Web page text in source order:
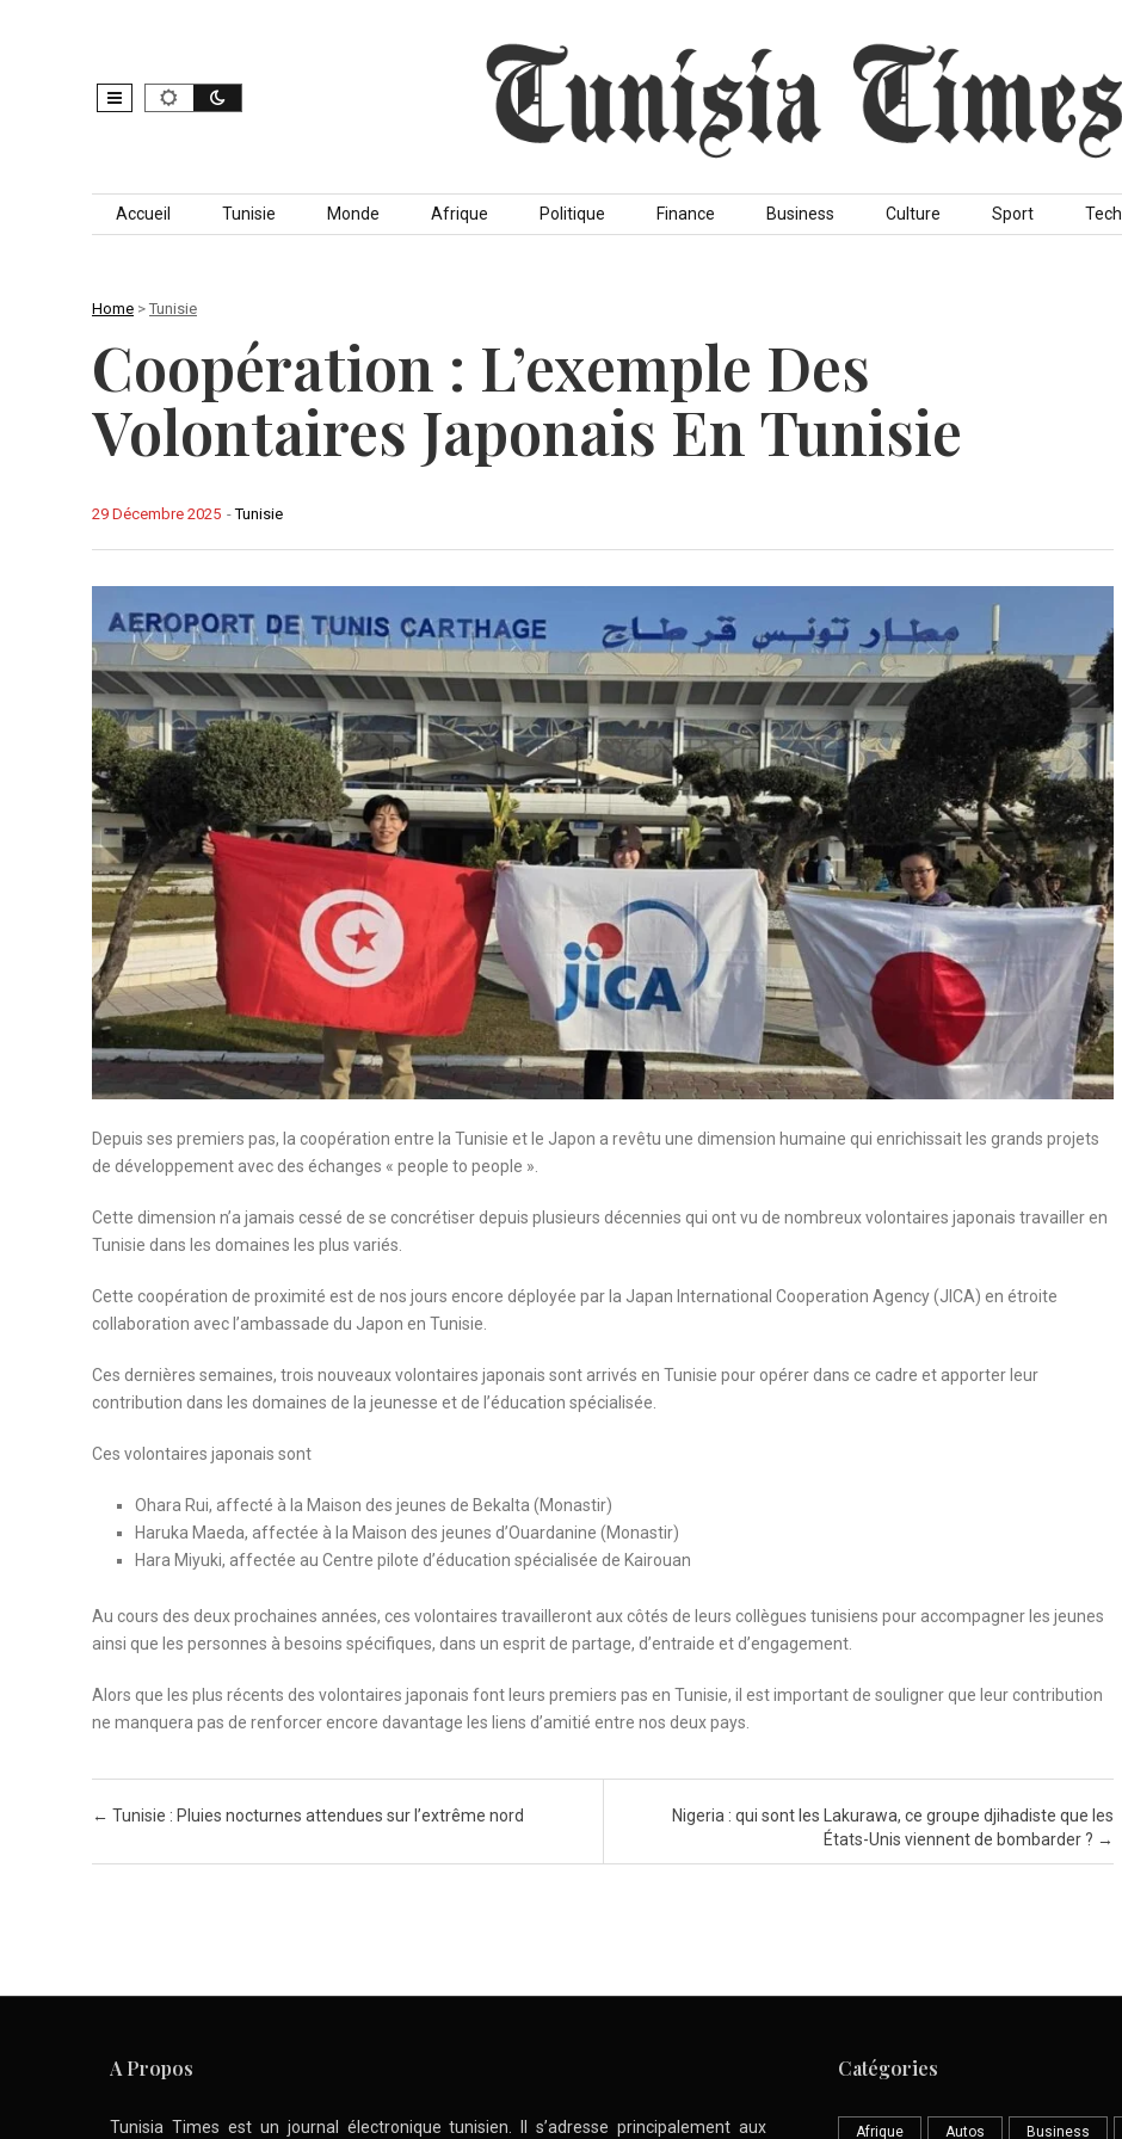
Skip to content
Accueil Tunisie Monde Afrique Politique Finance Business Culture Sport Tech
Home > Tunisie
Coopération : L’exemple Des
Volontaires Japonais En Tunisie
-Tunisie
29 Décembre 2025
Depuis ses premiers pas, la coopération entre la Tunisie et le Japon a revêtu une dimension humaine qui enrichissait les grands projets
de développement avec des échanges « people to people ».
Cette dimension n’a jamais cessé de se concrétiser depuis plusieurs décennies qui ont vu de nombreux volontaires japonais travailler en
Tunisie dans les domaines les plus variés.
Cette coopération de proximité est de nos jours encore déployée par la Japan International Cooperation Agency (JICA) en étroite
collaboration avec l’ambassade du Japon en Tunisie.
Ces dernières semaines, trois nouveaux volontaires japonais sont arrivés en Tunisie pour opérer dans ce cadre et apporter leur
contribution dans les domaines de la jeunesse et de l’éducation spécialisée.
Ces volontaires japonais sont
Ohara Rui, affecté à la Maison des jeunes de Bekalta (Monastir)
Haruka Maeda, affectée à la Maison des jeunes d’Ouardanine (Monastir)
Hara Miyuki, affectée au Centre pilote d’éducation spécialisée de Kairouan
Au cours des deux prochaines années, ces volontaires travailleront aux côtés de leurs collègues tunisiens pour accompagner les jeunes
ainsi que les personnes à besoins spécifiques, dans un esprit de partage, d’entraide et d’engagement.
Alors que les plus récents des volontaires japonais font leurs premiers pas en Tunisie, il est important de souligner que leur contribution
ne manquera pas de renforcer encore davantage les liens d’amitié entre nos deux pays.
Post navigation
← Tunisie : Pluies nocturnes attendues sur l’extrême nord
Nigeria : qui sont les Lakurawa, ce groupe djihadiste que les
États-Unis viennent de bombarder ? →
A Propos
Tunisia Times est un journal électronique tunisien. Il s’adresse principalement aux
Catégories
Afrique Autos Business